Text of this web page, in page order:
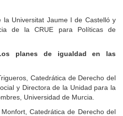
la Universitat Jaume I de Castelló y
de la CRUE para Políticas de
planes de igualdad en las
Catedrática de Derecho del
y Directora de la Unidad para la
Universidad de Murcia.
Catedrática de Derecho del